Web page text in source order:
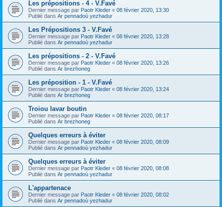
Les prépositions - 4 - V.Favé
Dernier message par Paotr Kleder « 08 février 2020, 13:30
Publié dans Ar pennadoù yezhadur
Les Prépositions 3 - V.Favé
Dernier message par Paotr Kleder « 08 février 2020, 13:28
Publié dans Ar pennadoù yezhadur
Les prépositions - 2 - V.Favé
Dernier message par Paotr Kleder « 08 février 2020, 13:26
Publié dans Ar brezhoneg
Les préposition - 1 - V.Favé
Dernier message par Paotr Kleder « 08 février 2020, 13:24
Publié dans Ar brezhoneg
Troiou lavar boutin
Dernier message par Paotr Kleder « 08 février 2020, 08:17
Publié dans Ar brezhoneg
Quelques erreurs à éviter
Dernier message par Paotr Kleder « 08 février 2020, 08:09
Publié dans Ar pennadoù yezhadur
Quelques erreurs à éviter
Dernier message par Paotr Kleder « 08 février 2020, 08:08
Publié dans Ar pennadoù yezhadur
L'appartenace
Dernier message par Paotr Kleder « 08 février 2020, 08:02
Publié dans Ar pennadoù yezhadur